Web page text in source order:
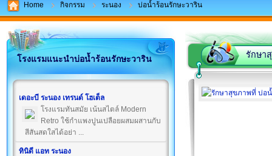
Home กิจกรรม ระนอง บ่อน้ำร้อนรักษะวาริน
โรงแรมแนะนำบ่อน้ำร้อนรักษะวาริน
เดอะบี ระนอง เทรนด์ โฮเต็ล
โรงแรมทันสมัย เน้นสไตล์ Modern
Retro ใช้กำแพงปูนเปลือยผสมผสานกับ
สีสันสดใสได้อย่า ...
ทินิดี แอท ระนอง
รักษา